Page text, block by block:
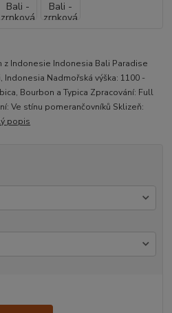
Indonesie Indonesia Bali Paradise
Nadmořská výška: 1100 -
Bourbon a Typica Zpracování: Full
Ve stínu pomerančovníků Sklizeň:
popis